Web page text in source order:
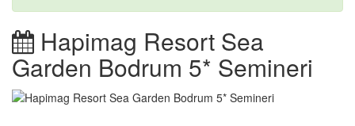
Hapimag Resort Sea
Garden Bodrum 5* Semineri